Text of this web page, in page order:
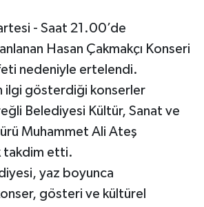
- Saat 21.00’de
Hasan Çakmakçı Konseri
nedeniyle ertelendi.
ilgi gösterdiği konserler
Belediyesi Kültür, Sanat ve
Muhammet Ali Ateş
takdim etti.
yaz boyunca
gösteri ve kültürel